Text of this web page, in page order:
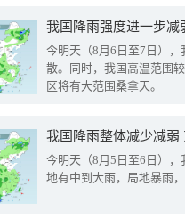
今明天（8月6日至7日）
散。同时，我国高温范围
区将有大范围桑拿天。
我国降雨整体减少减弱
今明天（8月5日至6日）
地有中到大雨，局地暴雨